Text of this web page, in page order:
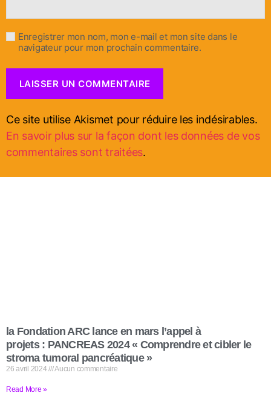
Enregistrer mon nom, mon e-mail et mon site dans le
navigateur pour mon prochain commentaire.
Ce site utilise Akismet pour réduire les indésirables.
En savoir plus sur la façon dont les données de vos
commentaires sont traitées.
la Fondation ARC lance en mars l’appel à
projets : PANCREAS 2024 « Comprendre et cibler le
stroma tumoral pancréatique »
26 avril 2024 Aucun commentaire
Read More »